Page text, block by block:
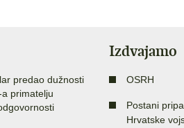
predao dužnosti
primatelju
Izdvajamo
OSRH
Postani
Hrvatske